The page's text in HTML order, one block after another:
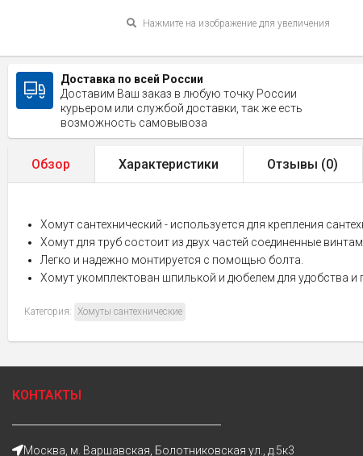
Нажмите на изображение для увеличения
Доставка по всей России
Доставим Ваш заказ в любую точку России
курьером или службой доставки, так же есть
возможность самовывоза
Обзор Характеристики Отзывы (0)
Хомут сантехнический - используется для крепления
Хомут для труб состоит из двух частей соединенные
Легко и надежно монтируется с помощью болта.
Хомут укомплектован шпилькой и дюбелем для удобства и
Категория: Хомуты сантехнические
КОНТАКТЫ
Москва, м. Варшавская, Болотниковская ул., д.5к3